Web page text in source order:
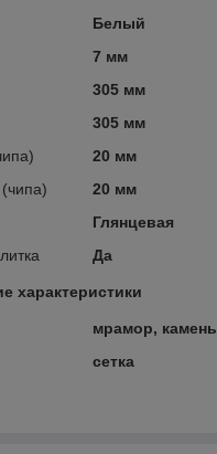
Белый
7 мм
305 мм
305 мм
20 мм
20 мм
Глянцевая
Да
характеристики
мрамор, камень
сетка